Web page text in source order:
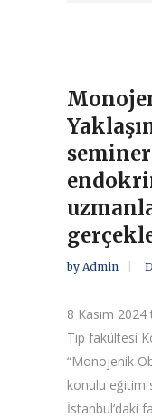
by Admin
8 Kasım
Tıp fakültesi
“Monojenik
konulu eğitim
İstanbul’daki